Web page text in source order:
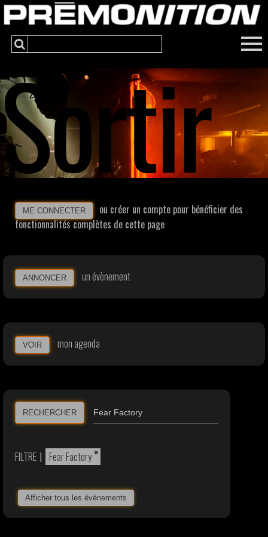
Sortir
ME CONNECTER
ou créer un compte pour bénéficier des
fonctionnalités complètes de cette page
ANNONCER un évènement
VOIR mon agenda
RECHERCHER
FILTRE | ×
Fear Factory
Afficher tous les évènements